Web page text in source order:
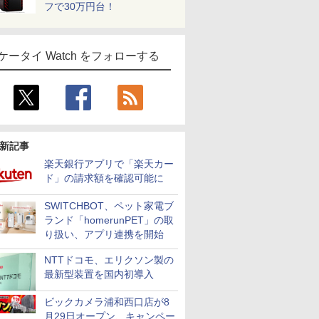
フで30万円台！
ータイ Watch をフォローする
記事
楽天銀行アプリで「楽天カー
ド」の請求額を確認可能に
SWITCHBOT、ペット家電ブ
ランド「homerunPET」の取
り扱い、アプリ連携を開始
NTTドコモ、エリクソン製の
最新型装置を国内初導入
ビックカメラ浦和西口店が8
月29日オープン、キャンペー